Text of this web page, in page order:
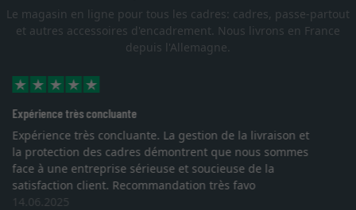
Le magasin en ligne pour tous les cadres: cadres, passe-partout
et autres accessoires d'encadrement. Nous livrons en France
depuis l'Allemagne.
Excellent
Je recherchais un cadre sur mesure pour une
lithographie, je suis tombée sur ce site. Le choix et la
qualité sont au rendez vous. Emballage professionnel,
service et livraison dans les temps. J'espère revenir pour
une autre commande. Merci.